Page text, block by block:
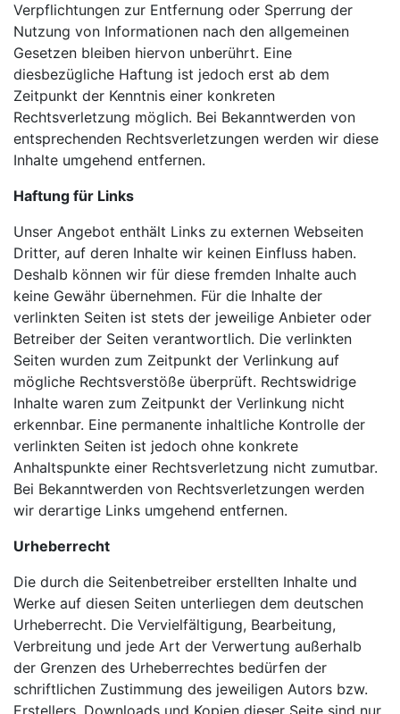
Verpflichtungen zur Entfernung oder Sperrung der
Nutzung von Informationen nach den allgemeinen
Gesetzen bleiben hiervon unberührt. Eine
diesbezügliche Haftung ist jedoch erst ab dem
Zeitpunkt der Kenntnis einer konkreten
Rechtsverletzung möglich. Bei Bekanntwerden von
entsprechenden Rechtsverletzungen werden wir diese
Inhalte umgehend entfernen.
Haftung für Links
Unser Angebot enthält Links zu externen Webseiten
Dritter, auf deren Inhalte wir keinen Einfluss haben.
Deshalb können wir für diese fremden Inhalte auch
keine Gewähr übernehmen. Für die Inhalte der
verlinkten Seiten ist stets der jeweilige Anbieter oder
Betreiber der Seiten verantwortlich. Die verlinkten
Seiten wurden zum Zeitpunkt der Verlinkung auf
mögliche Rechtsverstöße überprüft. Rechtswidrige
Inhalte waren zum Zeitpunkt der Verlinkung nicht
erkennbar. Eine permanente inhaltliche Kontrolle der
verlinkten Seiten ist jedoch ohne konkrete
Anhaltspunkte einer Rechtsverletzung nicht zumutbar.
Bei Bekanntwerden von Rechtsverletzungen werden
wir derartige Links umgehend entfernen.
Urheberrecht
Die durch die Seitenbetreiber erstellten Inhalte und
Werke auf diesen Seiten unterliegen dem deutschen
Urheberrecht. Die Vervielfältigung, Bearbeitung,
Verbreitung und jede Art der Verwertung außerhalb
der Grenzen des Urheberrechtes bedürfen der
schriftlichen Zustimmung des jeweiligen Autors bzw.
Erstellers. Downloads und Kopien dieser Seite sind nur